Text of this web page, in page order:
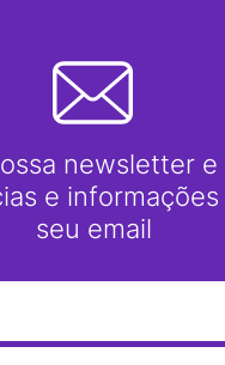
newsletter
e
seu email